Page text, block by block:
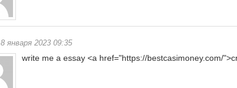
8 января 2023 09:35
write me a essay <a href="https://bestcasimoney.com/